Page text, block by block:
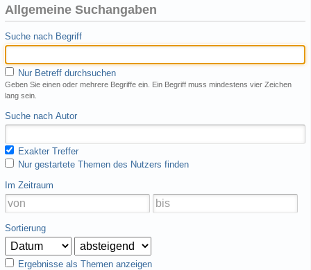
Allgemeine Suchangaben
Suche nach Begriff
Nur Betreff durchsuchen
Geben Sie einen oder mehrere Begriffe ein. Ein Begriff muss mindestens vier Zeichen
lang sein.
Suche nach Autor
Exakter Treffer
Nur gestartete Themen des Nutzers finden
Im Zeitraum
Sortierung
Ergebnisse als Themen anzeigen